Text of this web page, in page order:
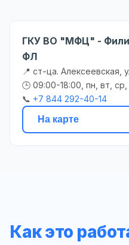
ГКУ ВО "МФЦ" -
ФЛ
📍 ст-ца. Алексеевская,
🕒 09:00-18:00, пн, вт, ср,
📞 +7 844 292-40-14
На карте
Как это